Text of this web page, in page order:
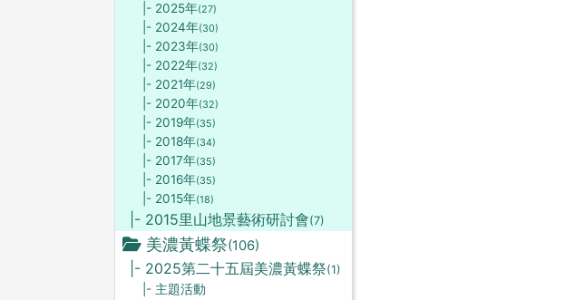
|- 2025年(27)
|- 2024年(30)
|- 2023年(30)
|- 2022年(32)
|- 2021年(29)
|- 2020年(32)
|- 2019年(35)
|- 2018年(34)
|- 2017年(35)
|- 2016年(35)
|- 2015年(18)
|- 2015里山地景藝術研討會(7)
美濃黃蝶祭(106)
|- 2025第二十五屆美濃黃蝶祭(1)
|- 主題活動